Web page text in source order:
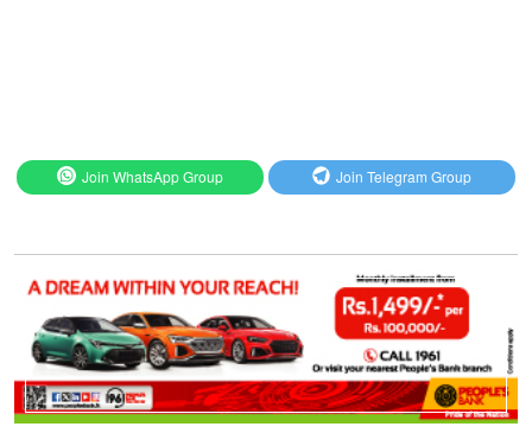
Join WhatsApp Group Join Telegram Group